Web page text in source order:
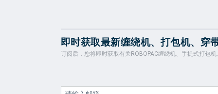
即时获取最新缠绕机、打包机、穿
订阅后，您将即时获取有关ROBOPAC缠绕机、手提式打包